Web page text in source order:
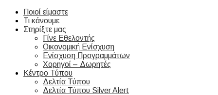
Ποιοί είμαστε
Τι κάνουμε
Στηρίξτε μας
Γίνε Εθελοντής
Οικονομική Ενίσχυση
Ενίσχυση Προγραμμάτων
Χορηγοί – Δωρητές
Κέντρο Τύπου
Δελτία Τύπου
Δελτία Τύπου Silver Alert